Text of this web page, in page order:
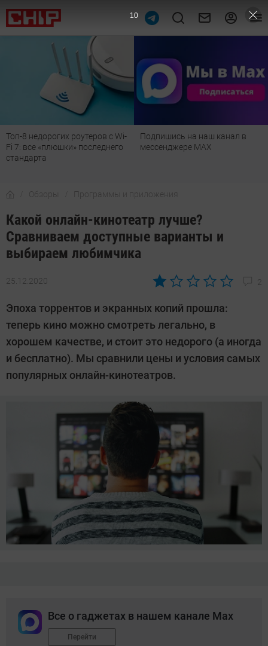
Подпишись на наш канал в
мессенджере МАХ
Рейтинг телевизоров 2026:
лучшие модели для гостиной,
Обзоры Программы и приложения
Какой онлайн-кинотеатр лучше?
Сравниваем доступные варианты и
выбираем любимчика
25.12.2020 2
Автор:
Эпоха торрентов и экранных копий прошла:
теперь кино можно смотреть легально, в
хорошем качестве, и стоит это недорого (а иногда
и бесплатно). Мы сравнили цены и условия самых
популярных онлайн-кинотеатров.
Все о гаджетах в нашем канале Max
Перейти
9